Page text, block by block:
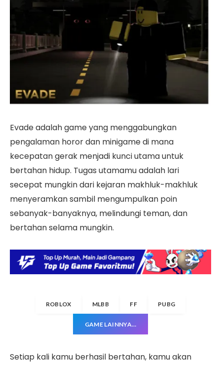
Evade adalah game yang menggabungkan
pengalaman horor dan minigame di mana
kecepatan gerak menjadi kunci utama untuk
bertahan hidup. Tugas utamamu adalah lari
secepat mungkin dari kejaran makhluk-makhluk
menyeramkan sambil mengumpulkan poin
sebanyak-banyaknya, melindungi teman, dan
bertahan selama mungkin.
ROBLOX MLBB FF PUBG
GAME LAINNYA…
Setiap kali kamu berhasil bertahan, kamu akan